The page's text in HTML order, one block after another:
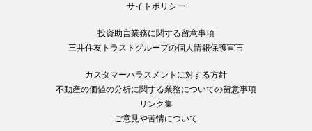
サイトポリシー
投資助言業務に関する留意事項
三井住友トラストグループの個人情報保護宣言
カスタマーハラスメントに対する方針
不動産の価値の分析に関する業務についての留意事項
リンク集
ご意見や苦情について